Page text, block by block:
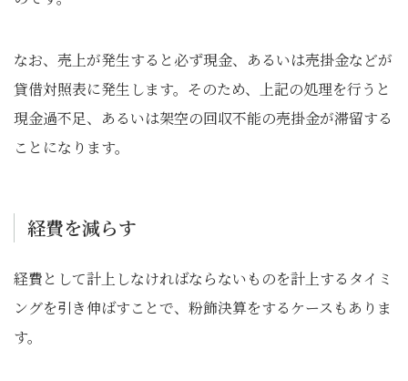
なお、売上が発生すると必ず現金、あるいは売掛金などが
貸借対照表に発生します。そのため、上記の処理を行うと
現金過不足、あるいは架空の回収不能の売掛金が滞留する
ことになります。
経費を減らす
経費として計上しなければならないものを計上するタイミ
ングを引き伸ばすことで、粉飾決算をするケースもありま
す。